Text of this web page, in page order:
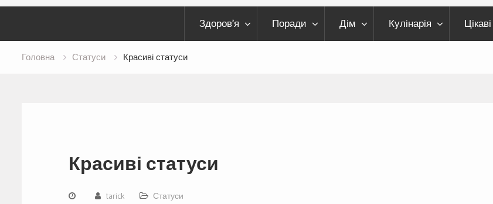
Здоров’я Поради Дім Кулінарія
Головна Статуси Красиві статуси
Красиві статуси
tarick Статуси